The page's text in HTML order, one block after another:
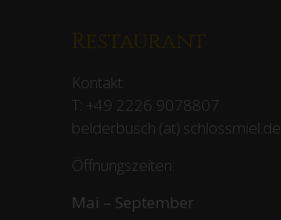
Restaurant
Kontakt:
T: +49 2226 9078807
belderbusch (at) schlossmiel.de
Öffnungszeiten:
Mai – September